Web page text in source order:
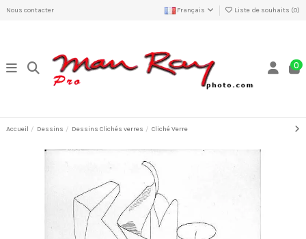
Nous contacter Français Liste de souhaits (0)
0
Accueil Dessins Dessins Clichés verres Cliché Verre